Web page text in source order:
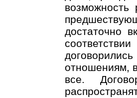
возможность
достаточно
отношениям,
все.